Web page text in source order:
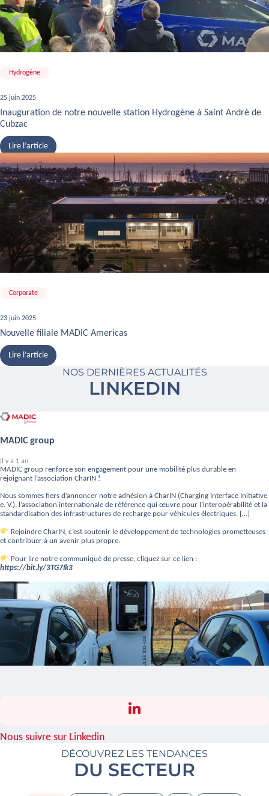
Hydrogène
25 juin 2025
Inauguration de notre nouvelle station Hydrogène à Saint André de
Cubzac
Lire l’article
Corporate
23 juin 2025
Nouvelle filiale MADIC Americas
Lire l’article
NOS DERNIÈRES ACTUALITÉS
LINKEDIN
MADIC group
il y a 1 an
MADIC group renforce son engagement pour une mobilité plus durable en
rejoignant l’association CharIN !
Nous sommes fiers d’annoncer notre adhésion à CharIN (Charging Interface Initiative
e. V.), l’association internationale de référence qui œuvre pour l’interopérabilité et la
standardisation des infrastructures de recharge pour véhicules électriques. […]
Rejoindre CharIN, c’est soutenir le développement de technologies prometteuses
et contribuer à un avenir plus propre.
Pour lire notre communiqué de presse, cliquez sur ce lien :
https://bit.ly/3TG7Ik3
Nous suivre sur Linkedin
DÉCOUVREZ LES TENDANCES
DU SECTEUR